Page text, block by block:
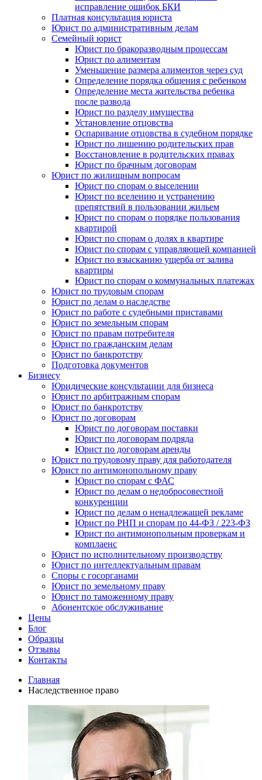
исправление ошибок БКИ
Платная консультация юриста
Юрист по административным делам
Семейный юрист
Юрист по бракоразводным процессам
Юрист по алиментам
Уменьшение размера алиментов через суд
Определение порядка общения с ребенком
Определение места жительства ребенка
после развода
Юрист по разделу имущества
Установление отцовства
Оспаривание отцовства в судебном порядке
Юрист по лишению родительских прав
Восстановление в родительских правах
Юрист по брачным договорам
Юрист по жилищным вопросам
Юрист по спорам о выселении
Юрист по вселению и устранению
препятствий в пользовании жильем
Юрист по спорам о порядке пользования
квартирой
Юрист по спорам о долях в квартире
Юрист по спорам с управляющей компанией
Юрист по взысканию ущерба от залива
квартиры
Юрист по спорам о коммунальных платежах
Юрист по трудовым спорам
Юрист по делам о наследстве
Юрист по работе с судебными приставами
Юрист по земельным спорам
Юрист по правам потребителя
Юрист по гражданским делам
Юрист по банкротству
Подготовка документов
Бизнесу
Юридические консультации для бизнеса
Юрист по арбитражным спорам
Юрист по банкротству
Юрист по договорам
Юрист по договорам поставки
Юрист по договорам подряда
Юрист по договорам аренды
Юрист по трудовому праву для работодателя
Юрист по антимонопольному праву
Юрист по спорам с ФАС
Юрист по делам о недобросовестной
конкуренции
Юрист по делам о ненадлежащей рекламе
Юрист по РНП и спорам по 44-ФЗ / 223-ФЗ
Юрист по антимонопольным проверкам и
комплаенс
Юрист по исполнительному производству
Юрист по интеллектуальным правам
Споры с госорганами
Юрист по земельному праву
Юрист по таможенному праву
Абонентское обслуживание
Цены
Блог
Образцы
Отзывы
Контакты
Главная
Наследственное право